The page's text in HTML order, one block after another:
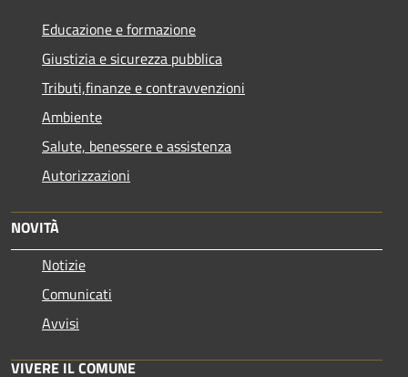
Educazione e formazione
Giustizia e sicurezza pubblica
Tributi,finanze e contravvenzioni
Ambiente
Salute, benessere e assistenza
Autorizzazioni
NOVITÀ
Notizie
Comunicati
Avvisi
VIVERE IL COMUNE